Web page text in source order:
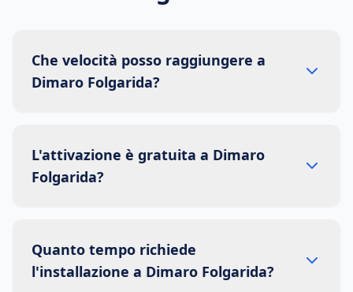
Che velocità posso raggiungere a
Dimaro Folgarida?
L'attivazione è gratuita a Dimaro
Folgarida?
Quanto tempo richiede
l'installazione a Dimaro Folgarida?